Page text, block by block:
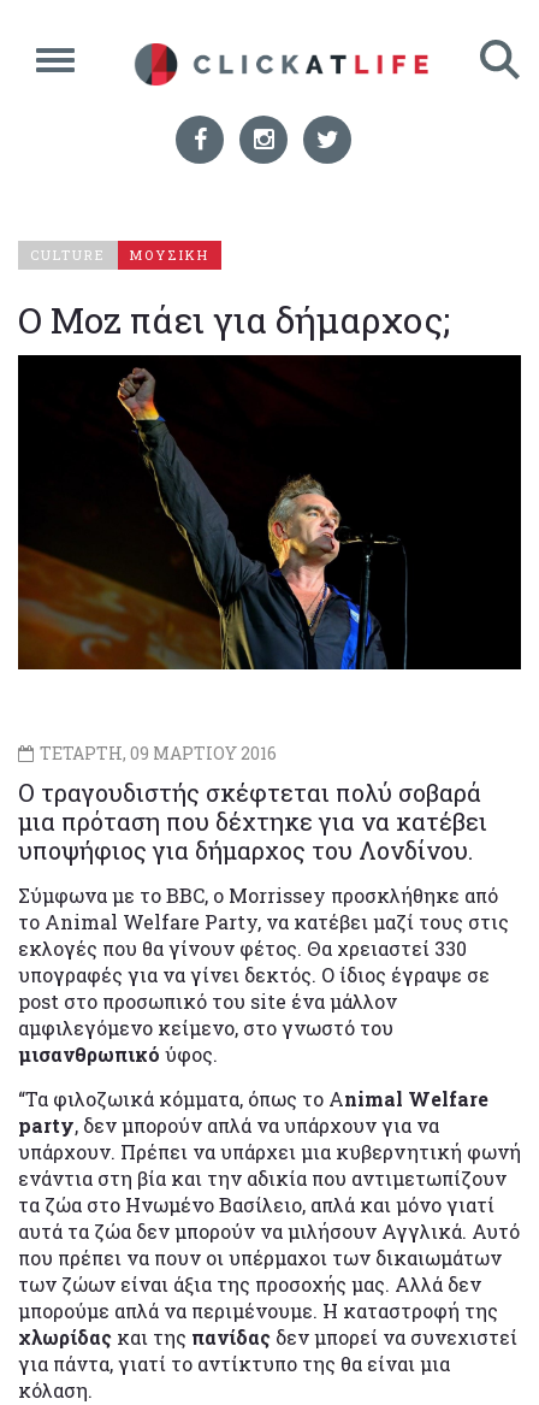
CULTURE ΜΟΥΣΙΚΗ
O Moz πάει για δήμαρχος;
ΤΕΤΑΡΤΗ, 09 ΜΑΡΤΙΟΥ 2016
O τραγουδιστής σκέφτεται πολύ σοβαρά
μια πρόταση που δέχτηκε για να κατέβει
υποψήφιος για δήμαρχος του Λονδίνου.
Σύμφωνα με το BBC, ο Morrissey προσκλήθηκε από
το Animal Welfare Party, να κατέβει μαζί τους στις
εκλογές που θα γίνουν φέτος. Θα χρειαστεί 330
υπογραφές για να γίνει δεκτός. Ο ίδιος έγραψε σε
post στο προσωπικό του site ένα μάλλον
αμφιλεγόμενο κείμενο, στο γνωστό του
μισανθρωπικό ύφος.
“Τα φιλοζωικά κόμματα, όπως το Animal Welfare
party, δεν μπορούν απλά να υπάρχουν για να
υπάρχουν. Πρέπει να υπάρχει μια κυβερνητική φωνή
ενάντια στη βία και την αδικία που αντιμετωπίζουν
τα ζώα στο Ηνωμένο Βασίλειο, απλά και μόνο γιατί
αυτά τα ζώα δεν μπορούν να μιλήσουν Αγγλικά. Αυτό
που πρέπει να πουν οι υπέρμαχοι των δικαιωμάτων
των ζώων είναι άξια της προσοχής μας. Αλλά δεν
μπορούμε απλά να περιμένουμε. Η καταστροφή της
χλωρίδας και της πανίδας δεν μπορεί να συνεχιστεί
για πάντα, γιατί το αντίκτυπο της θα είναι μια
κόλαση.